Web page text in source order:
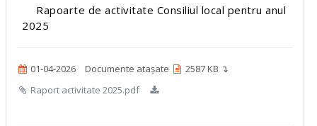
Rapoarte de activitate Consiliul local pentru anul
2025
01-04-2026 Documente atașate
2587 KB ↴
Raport activitate 2025.pdf